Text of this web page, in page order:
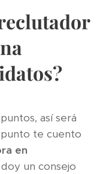
así será
te cuento
en
un consejo